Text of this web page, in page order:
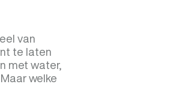
van
te laten
met water,
welke